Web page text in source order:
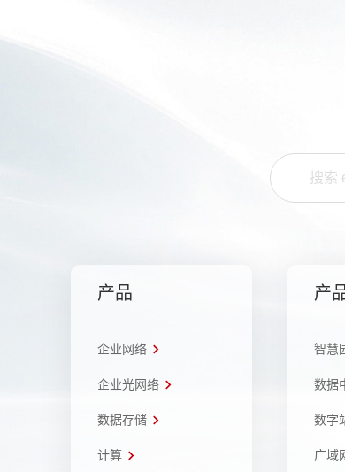
产品
企业网络
企业光网络
数据存储
计算
产
智慧
数据
数字
广域